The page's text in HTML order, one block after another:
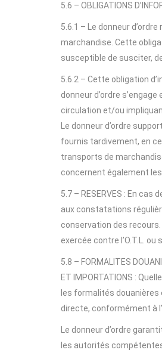
5.6 – OBLIGATIONS
5.6.1 – Le donneur
marchandise. Cette
susceptible de susciter,
5.6.2 – Cette obligation
donneur d’ordre
circulation et/ou
Le donneur d’ordre
fournis tardivement, en
transports de
concernent également
5.7 – RESERVES : En
aux constatations
conservation des
exercée contre l’O.T.L. ou
5.8 – FORMALITES
ET IMPORTATIONS :
les formalités
directe, conformément à
Le donneur d’ordre
les autorités